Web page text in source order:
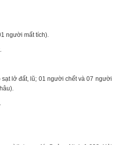
người mất tích).
lở đất, lũ; 01 người chết và 07 người